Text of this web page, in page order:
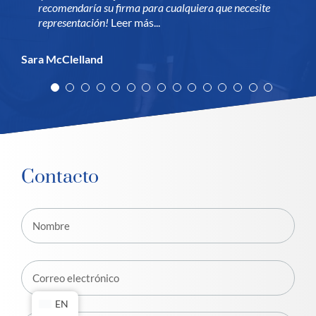
recomendaría su firma para cualquiera que necesite
representación! Leer más...
Sara McClelland
Sofía Sánchez
Dan Campbell
Ashlee A.
Jeffrey N.
profesionalidad a sus clientes.
Contacto
EN